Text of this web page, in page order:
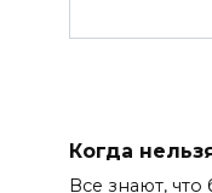
Когда
Все знают,